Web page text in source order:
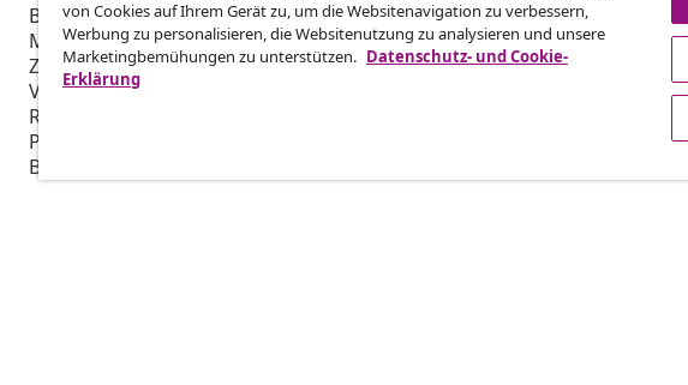
Bestellung verfolgen
Mein Konto
Zahlung
Versand & Lieferung
Retoure
Produktinformationen
Bestellung
Partnerprogramm
Produktion für vidaXL
Marketing-Kooperation
von Cookies auf Ihrem Gerät zu, um die Websitenavigation zu verbessern,
Werbung zu personalisieren, die Websitenutzung zu analysieren und unsere
Marketingbemühungen zu unterstützen. Datenschutz- und Cookie-
Erklärung